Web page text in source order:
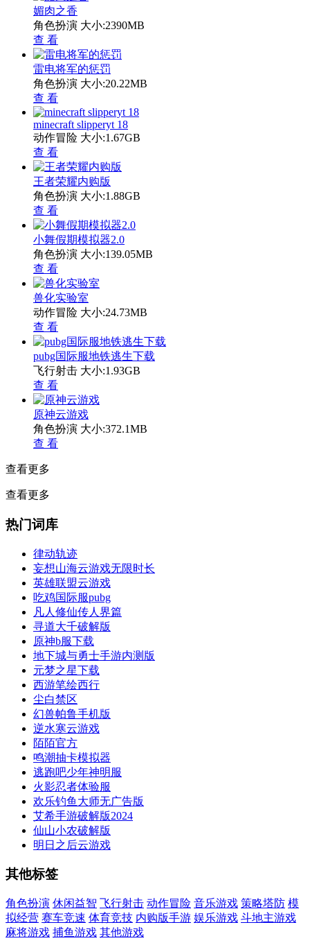
媚肉之香
角色扮演 大小:2390MB
查 看
雷电将军的惩罚
角色扮演 大小:20.22MB
查 看
minecraft slipperyt 18
动作冒险 大小:1.67GB
查 看
王者荣耀内购版
角色扮演 大小:1.88GB
查 看
小舞假期模拟器2.0
角色扮演 大小:139.05MB
查 看
兽化实验室
动作冒险 大小:24.73MB
查 看
pubg国际服地铁逃生下载
飞行射击 大小:1.93GB
查 看
原神云游戏
角色扮演 大小:372.1MB
查 看
查看更多
查看更多
热门词库
律动轨迹
妄想山海云游戏无限时长
英雄联盟云游戏
吃鸡国际服pubg
凡人修仙传人界篇
寻道大千破解版
原神b服下载
地下城与勇士手游内测版
元梦之星下载
西游笔绘西行
尘白禁区
幻兽帕鲁手机版
逆水寒云游戏
陌陌官方
鸣潮抽卡模拟器
逃跑吧少年神明服
火影忍者体验服
欢乐钓鱼大师无广告版
艾希手游破解版2024
仙山小农破解版
明日之后云游戏
其他标签
角色扮演 休闲益智 飞行射击 动作冒险 音乐游戏 策略塔防 模
拟经营 赛车竞速 体育竞技 内购版手游 娱乐游戏 斗地主游戏
麻将游戏 捕鱼游戏 其他游戏